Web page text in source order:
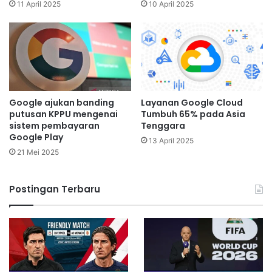
11 April 2025 10 April 2025
Google ajukan banding
putusan KPPU mengenai
sistem pembayaran
Google Play
21 Mei 2025
Layanan Google Cloud
Tumbuh 65% pada Asia
Tenggara
13 April 2025
Postingan Terbaru